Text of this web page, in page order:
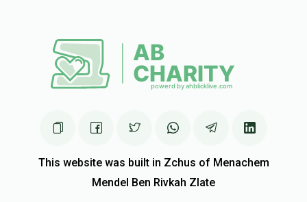
הערצאג
2 years ago
This website was built in Zchus of Menachem
Mendel Ben Rivkah Zlate